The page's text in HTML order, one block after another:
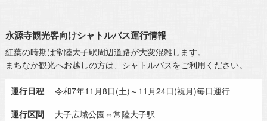
永源寺観光客向けシャトルバス運行情報
紅葉の時期は常陸大子駅周辺道路が大変混雑します。
まちなか観光へお越しの方は、シャトルバスをご利用ください。
運行日程
令和7年11月8日(土)～11月24日(祝月)毎日運行
運行区間
大子広域公園⇔常陸大子駅